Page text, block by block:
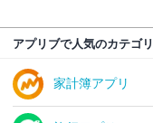
アプリブで人気のカテゴリ
家計簿アプリ